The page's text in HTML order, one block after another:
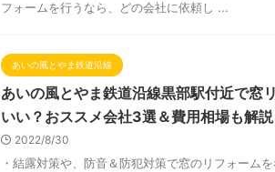
フォームを行うなら、どの会社に依頼し ...
あいの風とやま鉄道沿線
あいの風とやま鉄道沿線黒部駅付近で窓
いい？おススメ会社3選＆費用相場も解説
2022/8/30
・結露対策や、防音＆防犯対策で窓のリフォーム